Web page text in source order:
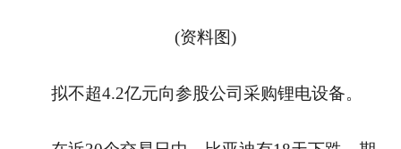
(资料图)
拟不超4.2亿元向参股公司采购锂电设备。